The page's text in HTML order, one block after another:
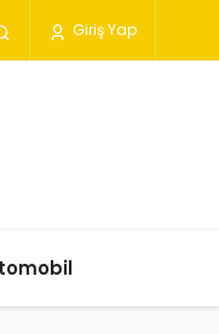
Giriş Yap